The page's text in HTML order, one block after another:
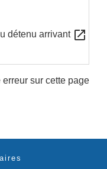
détenu arrivant open_in_new
sur cette page